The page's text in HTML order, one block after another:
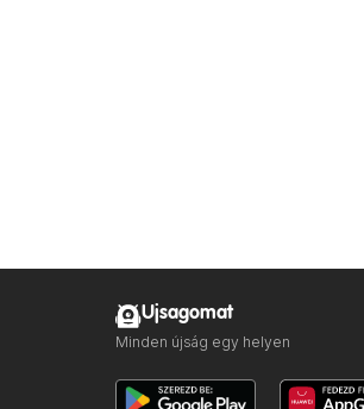
Ujsagomat
Minden újság egy helyen